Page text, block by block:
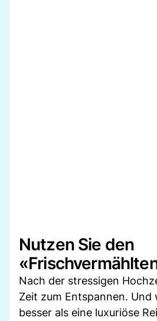
Nutzen Sie den
Nach der stressigen
Zeit zum Entspannen. Und
besser als eine luxuriöse